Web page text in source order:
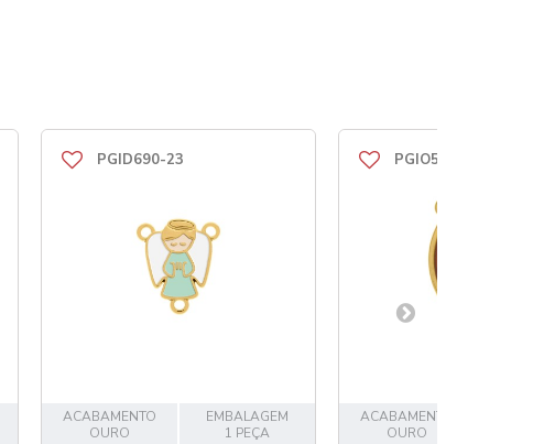
PGID690-23
ACABAMENTO
OURO
EMBALAGEM
1 PEÇA
PGIO50-30
ACABAMENTO
OURO